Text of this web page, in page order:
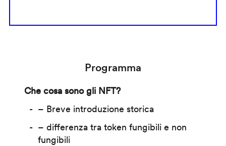
Programma
Che cosa sono gli NFT?
– Breve introduzione storica
– differenza tra token fungibili e non
fungibili